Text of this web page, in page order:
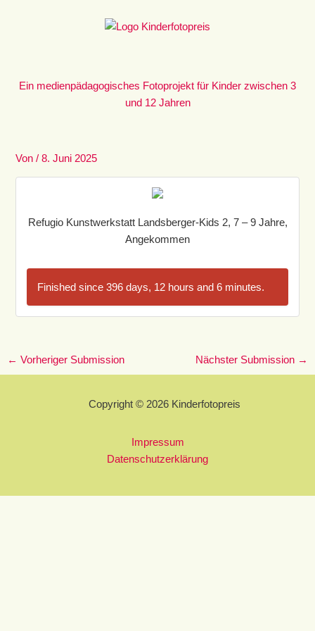
Ein medienpädagogisches Fotoprojekt für Kinder zwischen 3
und 12 Jahren
Von/8. Juni 2025
Refugio Kunstwerkstatt Landsberger-Kids 2, 7 – 9 Jahre,
Angekommen
Finished since 396 days, 12 hours and 6 minutes.
← Vorheriger Submission Nächster Submission →
Copyright © 2026 Kinderfotopreis
Impressum
Datenschutzerklärung